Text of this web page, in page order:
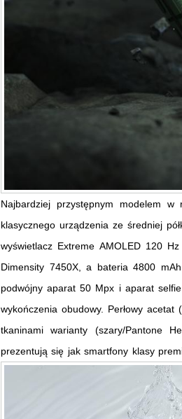
Najbardziej przystępnym modelem
klasycznego urządzenia ze średniej
wyświetlacz Extreme AMOLED 120
Dimensity 7450X, a bateria 4800
podwójny aparat 50 Mpx i aparat
wykończenia obudowy. Perłowy
tkaninami warianty (szary/Pantone
prezentują się jak smartfony klasy